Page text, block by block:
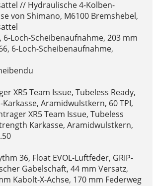
// Hydraulische 4-Kolben-
von Shimano, M6100 Bremshebel,
6-Loch-Scheibenaufnahme, 203 mm
6-Loch-Scheibenaufnahme,
XR5 Team Issue, Tubeless Ready,
Aramidwulstkern, 60 TPI,
XR5 Team Issue, Tubeless
Karkasse, Aramidwulstkern,
36, Float EVOL-Luftfeder, GRIP-
Gabelschaft, 44 mm Versatz,
Kabolt-X-Achse, 170 mm Federweg